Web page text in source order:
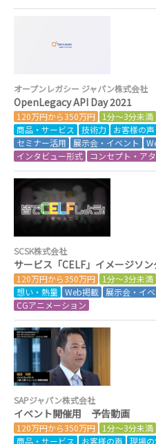
オープンレガシー ジャパン株式会社
OpenLegacy API Day 2021
120万円から350万円 1分～3分未満
商品・サービス
技術力 お客様の声
セミナー活用
展示会・イベント
インタビュー形式
コンセプト・ア
SCSK株式会社
サービス「CELF」イメージソ
120万円から350万円 1分～3分未満
想い・熱量 Web掲載 展示会・イ
CGアニメーション
SAPジャパン株式会社
イベント開催用 予告動画
120万円から350万円 1分～3分未満
商品・サービス
お客様の声 現場